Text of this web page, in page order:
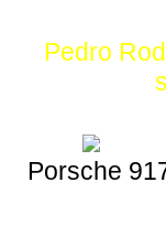
Pedro
Porsche